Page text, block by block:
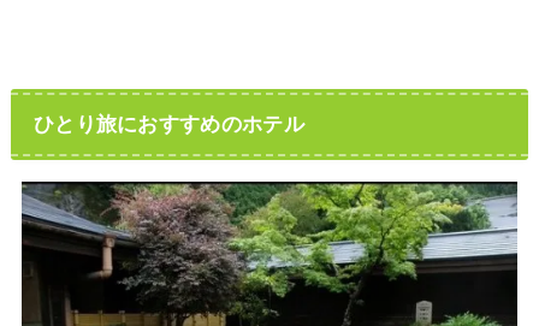
ひとり旅におすすめのホテル